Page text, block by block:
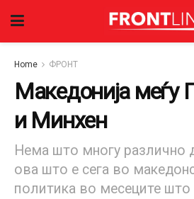
Home ФРОНТ
Македонија меѓу
и Минхен
Нема што многу различно
ова што е сега во
политика во месеците што